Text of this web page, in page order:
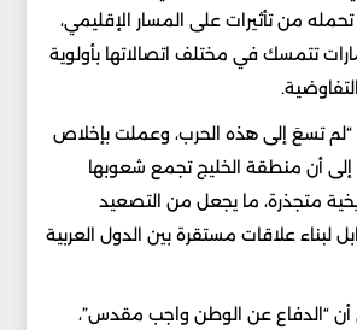
من تأثيرات على المسار الإقليمي،
تتمسك في مختلف اتصالاتها بأولوية
“لم تسعَ إلى هذه الحرب، وعملت بإخلاص
إلى أن منطقة الخليج تجمع شعوبها
متجذرة، ما يجعل من التصعيد
لبناء علاقات مستقرة بين الدول العربية
“الدفاع عن الوطن واجب مقدس”،